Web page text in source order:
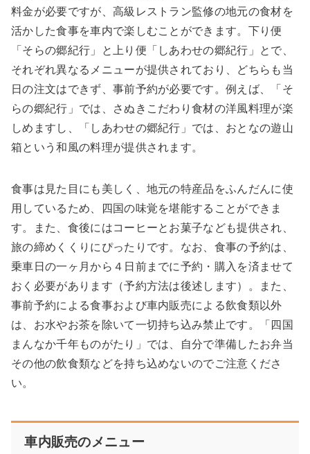
料金が必要ですが、高級レストラン監修の地元の食材を
活かした食事を車内で楽しむことができます。下り便
「そらの郷紀行」と上り便「しあわせの郷紀行」とで、
それぞれ異なるメニューが提供されており、どちらも当
日の注文はできず、事前予約が必要です。例えば、「そ
らの郷紀行」では、さぬきこだわり食材の洋風料理が楽
しめますし、「しあわせの郷紀行」では、おとなの遊山
箱という和風の料理が提供されます。
食事は見た目にも美しく、地元の特産品をふんだんに使
用しているため、四国の味覚を堪能することができま
す。また、食後にはコーヒーとお菓子なども提供され、
旅の締めくくりにぴったりです。なお、食事の予約は、
乗車日の一ヶ月から４日前までに予約・購入を済ませて
おく必要があります（予約方法は後述します）。また、
事前予約による食事および車内販売による飲食類以外
は、お水やお茶を除いて一切持ち込み禁止です。「四国
まんなか千年ものがたり」では、自分で準備したお弁当
その他の飲食類などを持ち込めないのでご注意くださ
い。
車内販売のメニュー